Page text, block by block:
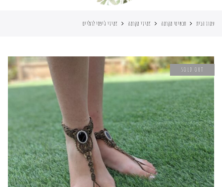
עמוד הבית תכשיטי מקרמה צמידי מקרמה צמידי ג’יפסי לרגליים
SOLD OUT